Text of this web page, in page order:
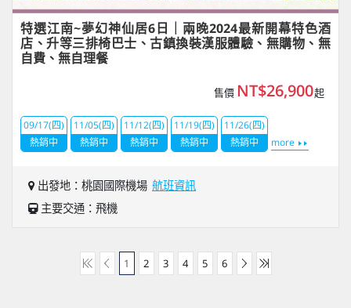
特選江南~夢幻神仙居6日｜兩晚2024最新開幕特色酒
店、升等三排椅巴士、古鎮換裝漢服體驗、無購物、無
自費、無自理餐
售價 NT$26,900起
09/17(四)
熱銷中
11/05(四)
熱銷中
11/12(四)
熱銷中
11/19(四)
熱銷中
11/26(四)
熱銷中
more
出發地：桃園國際機場 航班資訊
主要交通：飛機
1 2 3 4 5 6